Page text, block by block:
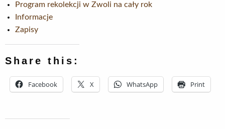
Program rekolekcji w Zwoli na cały rok
Informacje
Zapisy
Share this:
Facebook X WhatsApp Print